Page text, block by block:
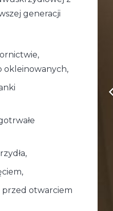
generacji
okleinowanych,
przed otwarciem